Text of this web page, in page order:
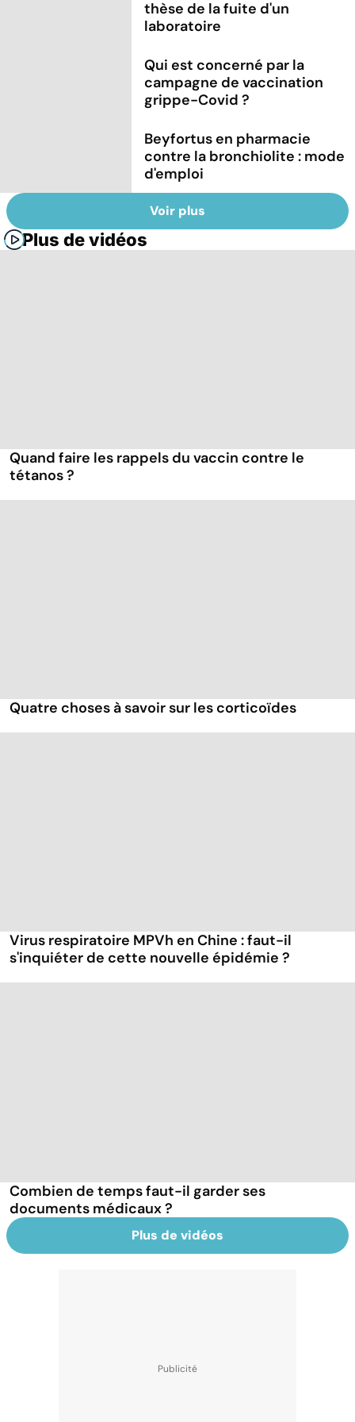
thèse de la fuite d'un
laboratoire
Qui est concerné par la
campagne de vaccination
grippe-Covid ?
Beyfortus en pharmacie
contre la bronchiolite : mode
d'emploi
Voir plus
Plus de vidéos
Quand faire les rappels du vaccin contre le
tétanos ?
Quatre choses à savoir sur les corticoïdes
Virus respiratoire MPVh en Chine : faut-il
s'inquiéter de cette nouvelle épidémie ?
Combien de temps faut-il garder ses
documents médicaux ?
Plus de vidéos